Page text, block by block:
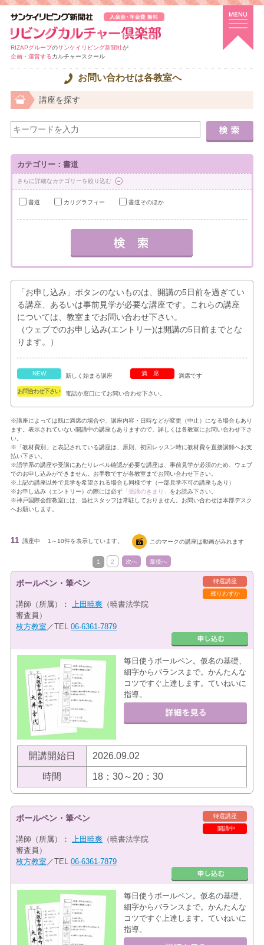
RIZAPグループのサンケイリビング新聞社が
企画・運営するカルチャースクール
お問い合わせは各教室へ
講座を探す
カテゴリー：書道
さらに詳細なカテゴリーを絞り込む
書道 カリグラフィー 書道そのほか
「お申し込み」ボタンのないものは、開講の5日前を過ぎてい
る講座、あるいは事前見学が必要な講座です。これらの講座
については、教室までお問い合わせ下さい。
（ウェブでのお申し込み(エントリー)は開講の5日前までとな
ります。）
NEW 新しく始まる講座 満席 満席です
お問合わせ下さい 電話か窓口にてお問い合わせ下さい。
※講座によっては既に満席の場合や、講座内容・日時などが変更（中止）になる場合もあり
ます。表示されていない開講中の講座もありますので、詳しくは各教室にお問い合わせ下さ
い。
※「教材費別」と表記されている講座は、原則、初回レッスン時に教材費を直接講師へお支
払い下さい。
※語学系の講座や受講にあたりレベル確認が必要な講座は、事前見学が必須のため、ウェブ
でのお申し込みができません。お手数ですが各教室までお問い合わせ下さい。
※上記の講座以外で見学を希望される場合も同様です（一部見学不可の講座もあり）
※お申し込み（エントリー）の際には必ず「受講のきまり」 をお読み下さい。
※神戸国際会館教室には、当社スタッフは常駐しておりません。お問い合わせは本部デスク
へお願いします。
11 講座中 1～10件を表示しています。 このマークの講座は動画がみれます
1 2 次へ 最後へ
特選講座
残りわずか
ボールペン・筆ペン
講師（所属）： 上田暁爽（暁書法学院
審査員）
枚方教室 ／TEL 06-6361-7879
毎日使うボールペン。仮名の基礎、
細字からバランスまで。かんたんな
コツですぐ上達します。ていねいに
指導。
開講開始日 2026.09.02
時間 18：30～20：30
特選講座
開講中
ボールペン・筆ペン
講師（所属）： 上田暁爽（暁書法学院
審査員）
枚方教室 ／TEL 06-6361-7879
毎日使うボールペン。仮名の基礎、
細字からバランスまで。かんたんな
コツですぐ上達します。ていねいに
指導。